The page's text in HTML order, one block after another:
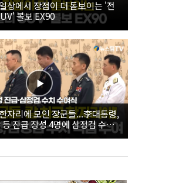
상에서 장점이 더 돋보이는 '전
볼보 EX90
자리에 모인 장군들...李대통령,
진급 장성 4명에 삼정검 수치
장성 진급·삼정검 수치